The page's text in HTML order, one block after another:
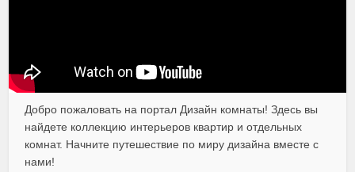
Добро пожаловать на портал Дизайн комнаты! Здесь вы
найдете коллекцию интерьеров квартир и отдельных
комнат. Начните путешествие по миру дизайна вместе с
нами!